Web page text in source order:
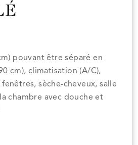
pouvant être séparé en
cm), climatisation (A/C),
sèche-cheveux, salle
chambre avec douche et